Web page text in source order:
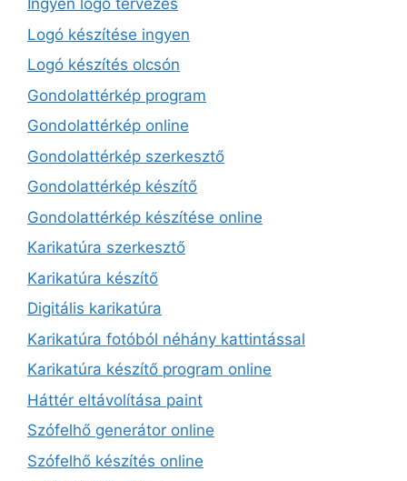
Ingyen logó tervezés
Logó készítése ingyen
Logó készítés olcsón
Gondolattérkép program
Gondolattérkép online
Gondolattérkép szerkesztő
Gondolattérkép készítő
Gondolattérkép készítése online
Karikatúra szerkesztő
Karikatúra készítő
Digitális karikatúra
Karikatúra fotóból néhány kattintással
Karikatúra készítő program online
Háttér eltávolítása paint
Szófelhő generátor online
Szófelhő készítés online